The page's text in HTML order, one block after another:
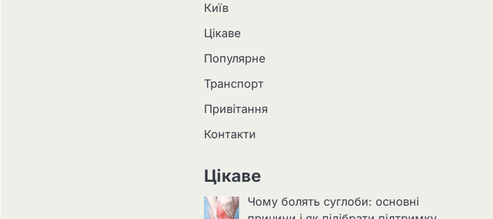
Київ
Цікаве
Популярне
Транспорт
Привітання
Контакти
Цікаве
Чому болять суглоби: основні